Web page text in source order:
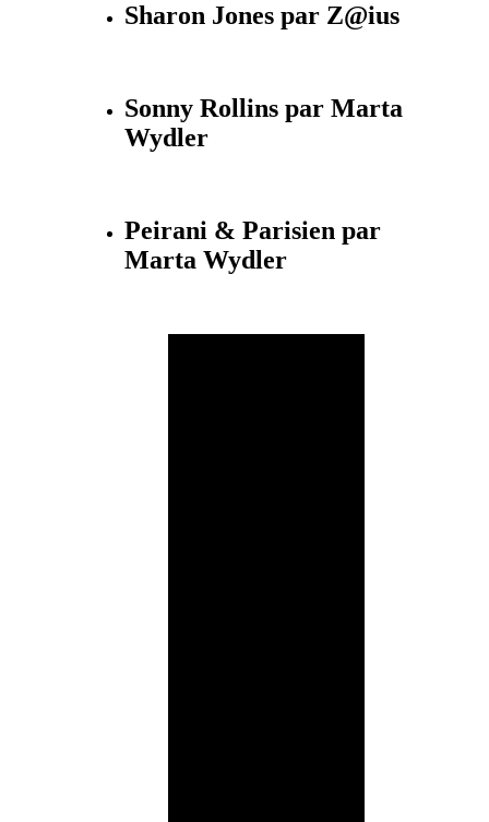
Sharon Jones par Z@ius
Sonny Rollins par Marta
Wydler
Peirani & Parisien par
Marta Wydler